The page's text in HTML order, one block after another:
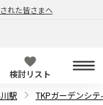
れた皆さまへ
検討リスト
駅 TKPガーデンシテ